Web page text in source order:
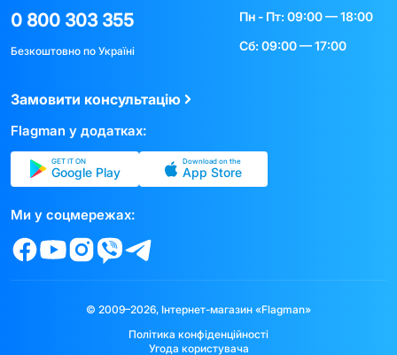
0 800 303 355
Безкоштовно по Україні
Пн - Пт: 09:00 — 18:00
Сб: 09:00 — 17:00
Замовити консультацію
Flagman у додатках:
GET IT ON
Google Play
Download on the
App Store
Ми у соцмережах:
© 2009–2026, Інтернет-магазин «Flagman»
Політика конфіденційності
Угода користувача